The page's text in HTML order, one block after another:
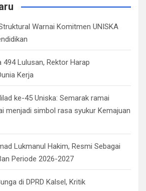
Warnai Komitmen UNISKA
494 Lulusan, Rektor Harap
Kerja
ke-45 Uniska: Semarak ramai
menjadi simbol rasa syukur Kemajuan
Lukmanul Hakim, Resmi Sebagai
Periode 2026-2027
di DPRD Kalsel, Kritik